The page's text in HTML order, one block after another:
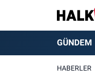
GÜNDEM
HABERLER
GÜNDEM
Adapazarı